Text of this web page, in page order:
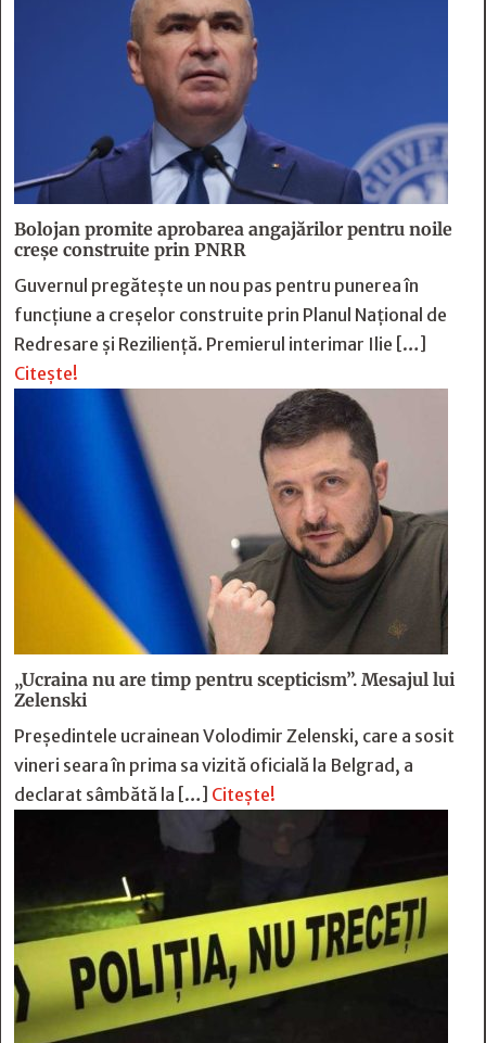
Bolojan promite aprobarea angajărilor pentru noile
creșe construite prin PNRR
Guvernul pregătește un nou pas pentru punerea în
funcțiune a creșelor construite prin Planul Național de
Redresare și Reziliență. Premierul interimar Ilie […]
Citește!
„Ucraina nu are timp pentru scepticism”. Mesajul lui
Zelenski
Preşedintele ucrainean Volodimir Zelenski, care a sosit
vineri seara în prima sa vizită oficială la Belgrad, a
declarat sâmbătă la […] Citește!